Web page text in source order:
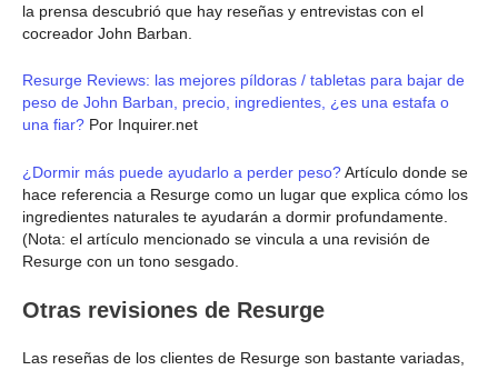
la prensa descubrió que hay reseñas y entrevistas con el
cocreador John Barban.
Resurge Reviews: las mejores píldoras / tabletas para bajar de
peso de John Barban, precio, ingredientes, ¿es una estafa o
una fiar? Por Inquirer.net
¿Dormir más puede ayudarlo a perder peso?Artículo donde se
hace referencia a Resurge como un lugar que explica cómo los
ingredientes naturales te ayudarán a dormir profundamente.
(Nota: el artículo mencionado se vincula a una revisión de
Resurge con un tono sesgado.
Otras revisiones de Resurge
Las reseñas de los clientes de Resurge son bastante variadas,